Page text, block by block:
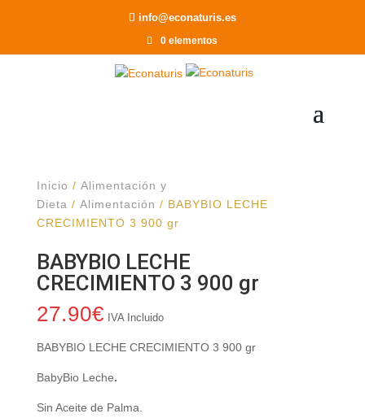
info@econaturis.es
0 elementos
Inicio / Alimentación y
Dieta / Alimentación / BABYBIO LECHE
CRECIMIENTO 3 900 gr
BABYBIO LECHE
CRECIMIENTO 3 900 gr
27.90€ IVA Incluido
BABYBIO LECHE CRECIMIENTO 3 900 gr
BabyBio Leche.
Sin Aceite de Palma.